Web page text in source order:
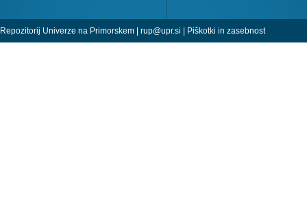
Repozitorij Univerze na Primorskem | rup@upr.si | Piškotki in zasebnost